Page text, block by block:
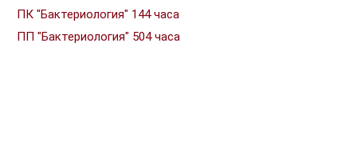
ПК "Бактериология" 144 часа
ПП "Бактериология" 504 часа